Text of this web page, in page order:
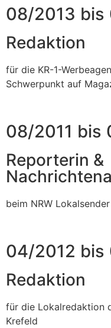
08/2013 bis
Redaktion
für die KR-1-
Schwerpunkt auf
08/2011 bis
Reporterin &
beim NRW
04/2012 bis
Redaktion
für die Lokalredaktion
Krefeld